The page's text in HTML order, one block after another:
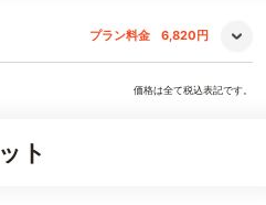
プラン料金 6,820円
価格は全て税込表記です。
ト